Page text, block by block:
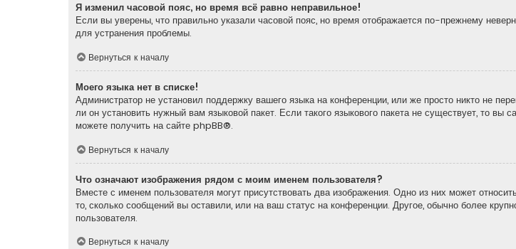
Я изменил часовой пояс, но время всё равно неправильное!
Если вы уверены, что правильно указали часовой пояс, но время отображается по-прежнему
для устранения проблемы.
Вернуться к началу
Моего языка нет в списке!
Администратор не установил поддержку вашего языка на конференции, или же просто никто не
ли он установить нужный вам языковой пакет. Если такого языкового пакета не существует, то
можете получить на сайте phpBB®.
Вернуться к началу
Что означают изображения рядом с моим именем пользователя?
Вместе с именем пользователя могут присутствовать два изображения. Одно из них может
то, сколько сообщений вы оставили, или на ваш статус на конференции. Другое, обычно более
пользователя.
Вернуться к началу